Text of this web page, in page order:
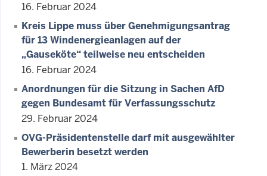
16. Februar 2024
Kreis Lippe muss über Genehmigungsantrag
für 13 Windenergieanlagen auf der
„Gauseköte“ teilweise neu entscheiden
16. Februar 2024
Anordnungen für die Sitzung in Sachen AfD
gegen Bundesamt für Verfassungsschutz
29. Februar 2024
OVG-Präsidentenstelle darf mit ausgewählter
Bewerberin besetzt werden
1. März 2024